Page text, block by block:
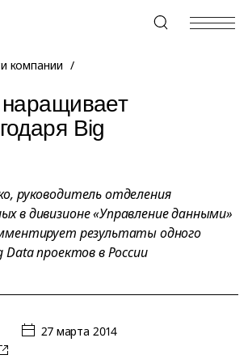
+7 (495) 967-80-80
компании /
Big
руководитель отделения
в дивизионе «Управление данными»
результаты одного
Data проектов в России
27 марта 2014